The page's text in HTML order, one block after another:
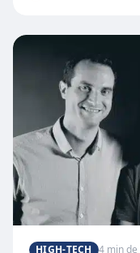
HIGH-TECH 4 min de